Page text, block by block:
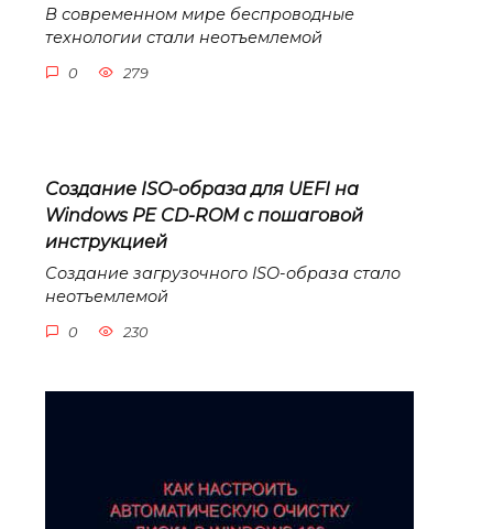
В современном мире беспроводные
технологии стали неотъемлемой
0 279
Создание ISO-образа для UEFI на
Windows PE CD-ROM с пошаговой
инструкцией
Создание загрузочного ISO-образа стало
неотъемлемой
0 230